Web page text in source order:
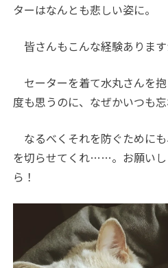
ターはなんとも悲しい姿に。
皆さんもこんな経験あります
セーターを着て水丸さんを
度も思うのに、なぜかいつも忘
なるべくそれを防ぐために
を切らせてくれ……。お願い
ら！